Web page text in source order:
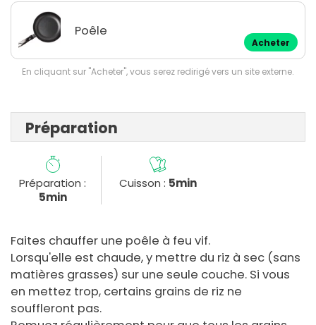
Poêle
Acheter
En cliquant sur "Acheter", vous serez redirigé vers un site externe.
Préparation
Préparation :
5min
Cuisson : 5min
Faites chauffer une poêle à feu vif.
Lorsqu'elle est chaude, y mettre du riz à sec (sans
matières grasses) sur une seule couche. Si vous
en mettez trop, certains grains de riz ne
souffleront pas.